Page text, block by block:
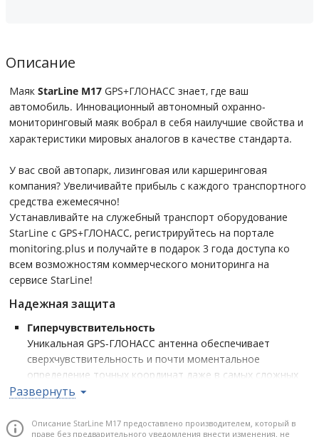
Описание
Маяк StarLine M17 GPS+ГЛОНАСС знает, где ваш
автомобиль. Инновационный автономный охранно-
мониторинговый маяк вобрал в себя наилучшие свойства и
характеристики мировых аналогов в качестве стандарта.
У вас свой автопарк, лизинговая или каршеринговая
компания? Увеличивайте прибыль с каждого транспортного
средства ежемесячно!
Устанавливайте на служебный транспорт оборудование
StarLine с GPS+ГЛОНАСС, регистрируйтесь на портале
monitoring.plus и получайте в подарок 3 года доступа ко
всем возможностям коммерческого мониторинга на
сервисе StarLine!
Надежная защита
Гиперчувствительность
Уникальная GPS-ГЛОНАСС антенна обеспечивает
сверхчувствительность и почти моментальное
определение точных координат даже в самых сложных
условиях
Развернуть
Описание StarLine M17 предоставлено производителем, который в
праве без предварительного уведомления внести изменения, не